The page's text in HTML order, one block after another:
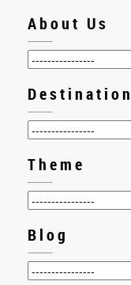
About Us
Destination
Theme
Blog